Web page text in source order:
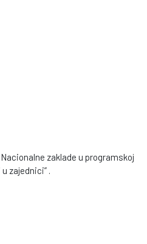
zaklade u programskoj
zajednici” .